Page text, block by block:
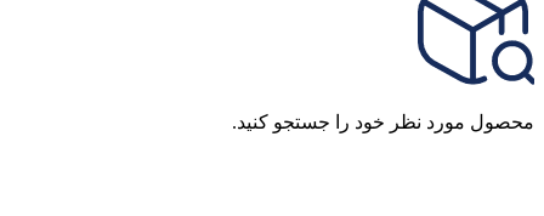
محصول مورد نظر خود را جستجو کنید.